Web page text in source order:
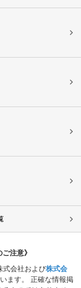
注意》
式会社および株式会
ます。 正確な情報掲